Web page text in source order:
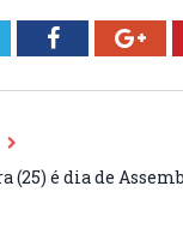
Facebook
(25) é dia de